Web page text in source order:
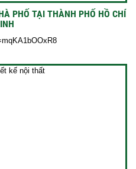
PHỐ TẠI THÀNH PHỐ HỒ CHÍ